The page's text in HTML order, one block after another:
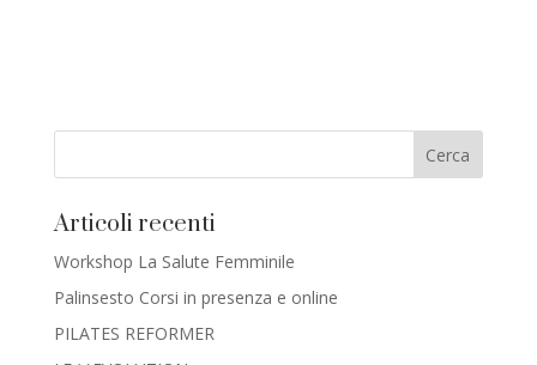
Articoli recenti
Workshop La Salute Femminile
Palinsesto Corsi in presenza e online
PILATES REFORMER